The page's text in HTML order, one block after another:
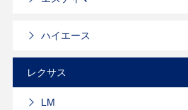
ハイエース
レクサス
LM